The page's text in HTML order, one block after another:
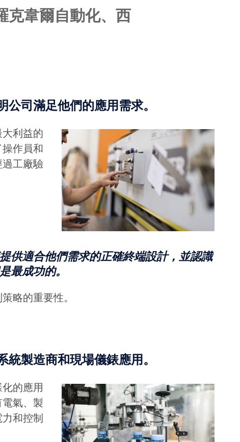
克韋爾自動化、西
司滿足他們的應用需求。
利益的
作員和
工廠驗
供適合他們需求的正確終端設計，並認識
最成功的。
略的重要性。
製造商和現場儀錶應用。
的應用
氣、製
和控制